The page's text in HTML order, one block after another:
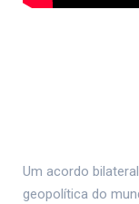
Um acordo
geopolítica do